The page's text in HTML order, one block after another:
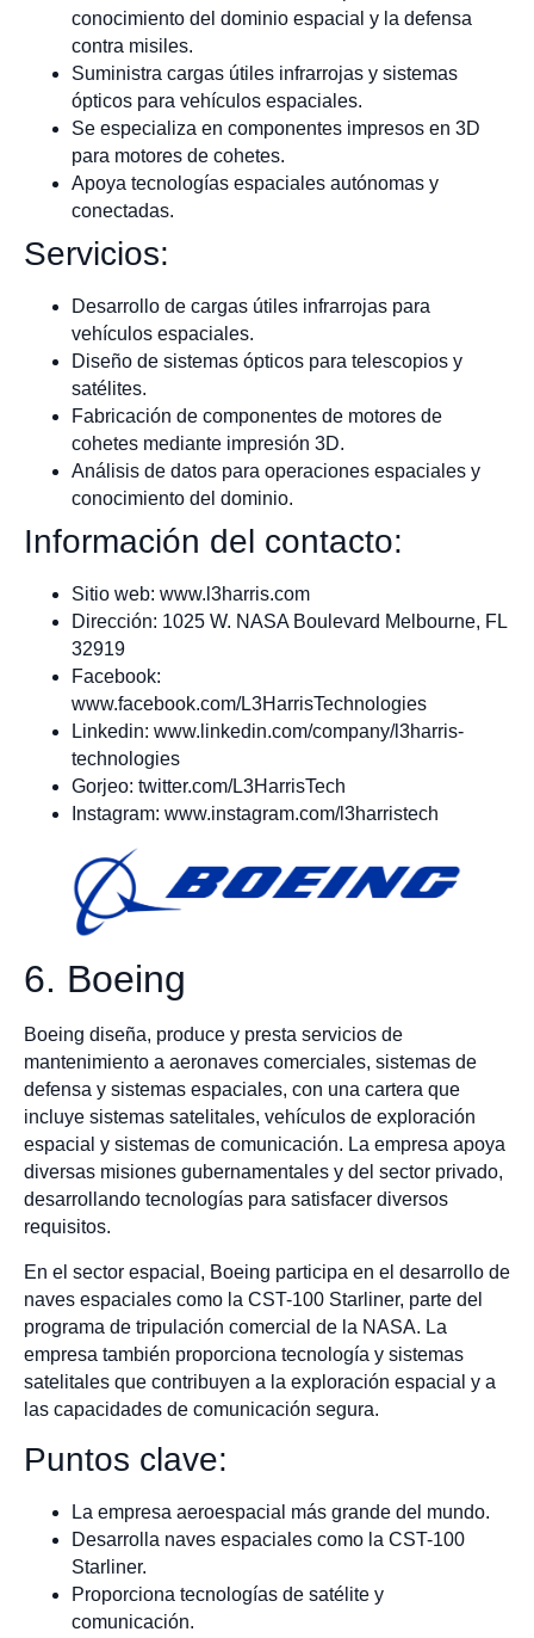
conocimiento del dominio espacial y la defensa
contra misiles.
Suministra cargas útiles infrarrojas y sistemas
ópticos para vehículos espaciales.
Se especializa en componentes impresos en 3D
para motores de cohetes.
Apoya tecnologías espaciales autónomas y
conectadas.
Servicios:
Desarrollo de cargas útiles infrarrojas para
vehículos espaciales.
Diseño de sistemas ópticos para telescopios y
satélites.
Fabricación de componentes de motores de
cohetes mediante impresión 3D.
Análisis de datos para operaciones espaciales y
conocimiento del dominio.
Información del contacto:
Sitio web: www.l3harris.com
Dirección: 1025 W. NASA Boulevard Melbourne, FL
32919
Facebook:
www.facebook.com/L3HarrisTechnologies
Linkedin: www.linkedin.com/company/l3harris-
technologies
Gorjeo: twitter.com/L3HarrisTech
Instagram: www.instagram.com/l3harristech
6. Boeing
Boeing diseña, produce y presta servicios de
mantenimiento a aeronaves comerciales, sistemas de
defensa y sistemas espaciales, con una cartera que
incluye sistemas satelitales, vehículos de exploración
espacial y sistemas de comunicación. La empresa apoya
diversas misiones gubernamentales y del sector privado,
desarrollando tecnologías para satisfacer diversos
requisitos.
En el sector espacial, Boeing participa en el desarrollo de
naves espaciales como la CST-100 Starliner, parte del
programa de tripulación comercial de la NASA. La
empresa también proporciona tecnología y sistemas
satelitales que contribuyen a la exploración espacial y a
las capacidades de comunicación segura.
Puntos clave:
La empresa aeroespacial más grande del mundo.
Desarrolla naves espaciales como la CST-100
Starliner.
Proporciona tecnologías de satélite y
comunicación.